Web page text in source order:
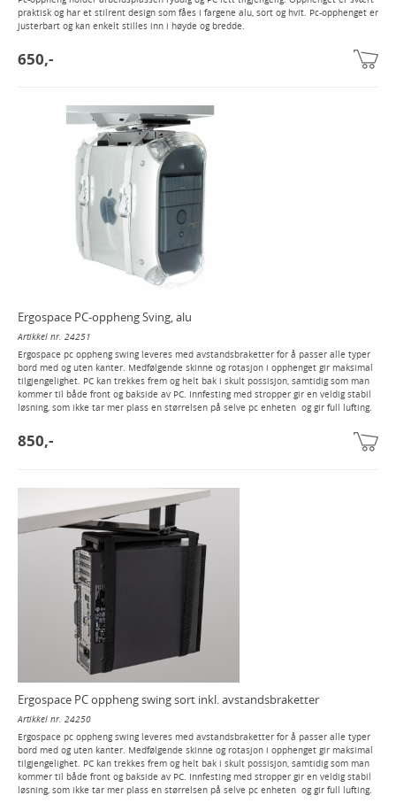
praktisk og har et stilrent design som fåes i fargene alu, sort og hvit. Pc-opphenget er
justerbart og kan enkelt stilles inn i høyde og bredde.
650,-
Ergospace PC-oppheng Sving, alu
Artikkel nr. 24251
Ergospace pc oppheng swing leveres med avstandsbraketter for å passer alle typer
bord med og uten kanter. Medfølgende skinne og rotasjon i opphenget gir maksimal
tilgjengelighet. PC kan trekkes frem og helt bak i skult possisjon, samtidig som man
kommer til både front og bakside av PC. Innfesting med stropper gir en veldig stabil
løsning, som ikke tar mer plass en størrelsen på selve pc enheten og gir full lufting.
850,-
Ergospace PC oppheng swing sort inkl. avstandsbraketter
Artikkel nr. 24250
Ergospace pc oppheng swing leveres med avstandsbraketter for å passer alle typer
bord med og uten kanter. Medfølgende skinne og rotasjon i opphenget gir maksimal
tilgjengelighet. PC kan trekkes frem og helt bak i skult possisjon, samtidig som man
kommer til både front og bakside av PC. Innfesting med stropper gir en veldig stabil
løsning, som ikke tar mer plass en størrelsen på selve pc enheten og gir full lufting.